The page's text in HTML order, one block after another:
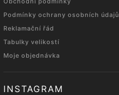
Podmínky ochrany osobních údajů
Reklamační řád
Tabulky velikostí
Moje objednávka
INSTAGRAM